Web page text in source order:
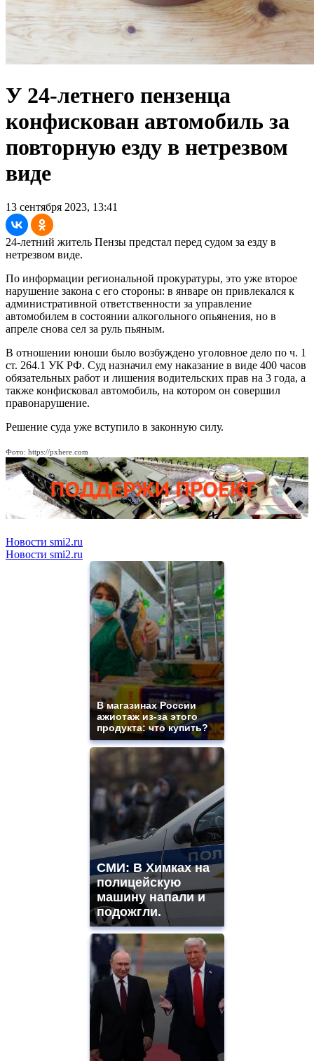
У 24-летнего пензенца
конфискован автомобиль за
повторную езду в нетрезвом
виде
13 сентября 2023, 13:41
24-летний житель Пензы предстал перед судом за езду в
нетрезвом виде.
По информации региональной прокуратуры, это уже второе
нарушение закона с его стороны: в январе он привлекался к
административной ответственности за управление
автомобилем в состоянии алкогольного опьянения, но в
апреле снова сел за руль пьяным.
В отношении юноши было возбуждено уголовное дело по ч. 1
ст. 264.1 УК РФ. Суд назначил ему наказание в виде 400 часов
обязательных работ и лишения водительских прав на 3 года, а
также конфисковал автомобиль, на котором он совершил
правонарушение.
Решение суда уже вступило в законную силу.
Фото: https://pxhere.com
Новости smi2.ru
Новости smi2.ru
В магазинах России
ажиотаж из-за этого
продукта: что купить?
СМИ: В Химках на
полицейскую
машину напали и
подожгли.